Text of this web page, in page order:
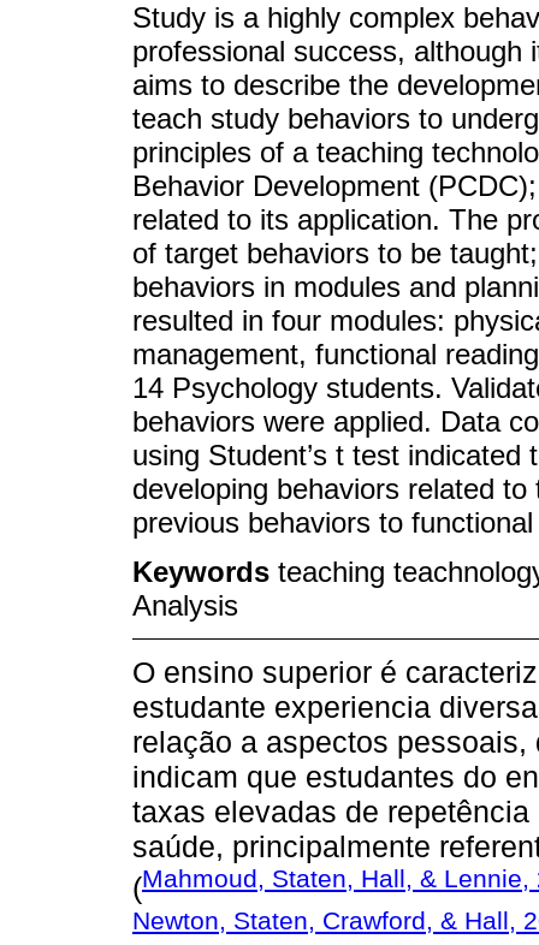
Study is a highly complex
professional success,
aims to describe the
teach study behaviors to
principles of a teaching
Behavior Development
related to its application. The
of target behaviors to be
behaviors in modules and
resulted in four modules:
management, functional
14 Psychology students.
behaviors were applied. Data
using Student’s t test
developing behaviors related
previous behaviors to
Keywords teaching
Analysis
O ensino superior é
estudante experiencia
relação a aspectos
indicam que estudantes do
taxas elevadas de
saúde, principalmente
(Mahmoud, Staten, Hall, & Lennie,
Newton, Staten, Crawford, & Hall,